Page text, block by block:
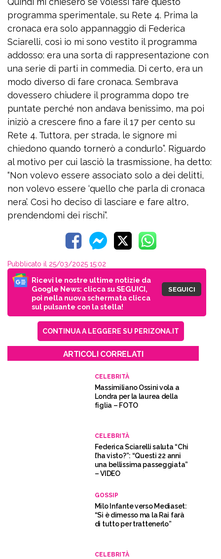
programma sperimentale, su Rete 4. Prima la
cronaca era solo appannaggio di Federica
Sciarelli, così io mi sono vestito il programma
addosso: era una sorta di rappresentazione con
una serie di parti in commedia. Di certo, era un
modo diverso di fare cronaca. Sembrava
dovessero chiudere il programma dopo tre
puntate perché non andava benissimo, ma poi
iniziò a crescere fino a fare il 17 per cento su
Rete 4. Tuttora, per strada, le signore mi
chiedono quando tornerò a condurlo”. Riguardo
al motivo per cui lasciò la trasmissione, ha detto:
“Non volevo essere associato solo a dei delitti,
non volevo essere ‘quello che parla di cronaca
nera’. Così ho deciso di lasciare e fare altro,
prendendomi dei rischi”.
Pubblicato il 25/03/2025 15:02
Ricevi le nostre ultime notizie da
Google News: clicca su SEGUICI,
poi nella nuova schermata clicca
sul pulsante con la stella!
SEGUICI
CONTINUA A LEGGERE SU PERIZONA.IT
ARTICOLI CORRELATI
CELEBRITÀ
Massimiliano Ossini vola a
Londra per la laurea della
figlia – FOTO
CELEBRITÀ
Federica Sciarelli saluta “Chi
l’ha visto?”: “Questi 22 anni
una bellissima passeggiata”
– VIDEO
GOSSIP
Milo Infante verso Mediaset:
“Si è dimesso ma la Rai farà
di tutto per trattenerlo”
CELEBRITÀ